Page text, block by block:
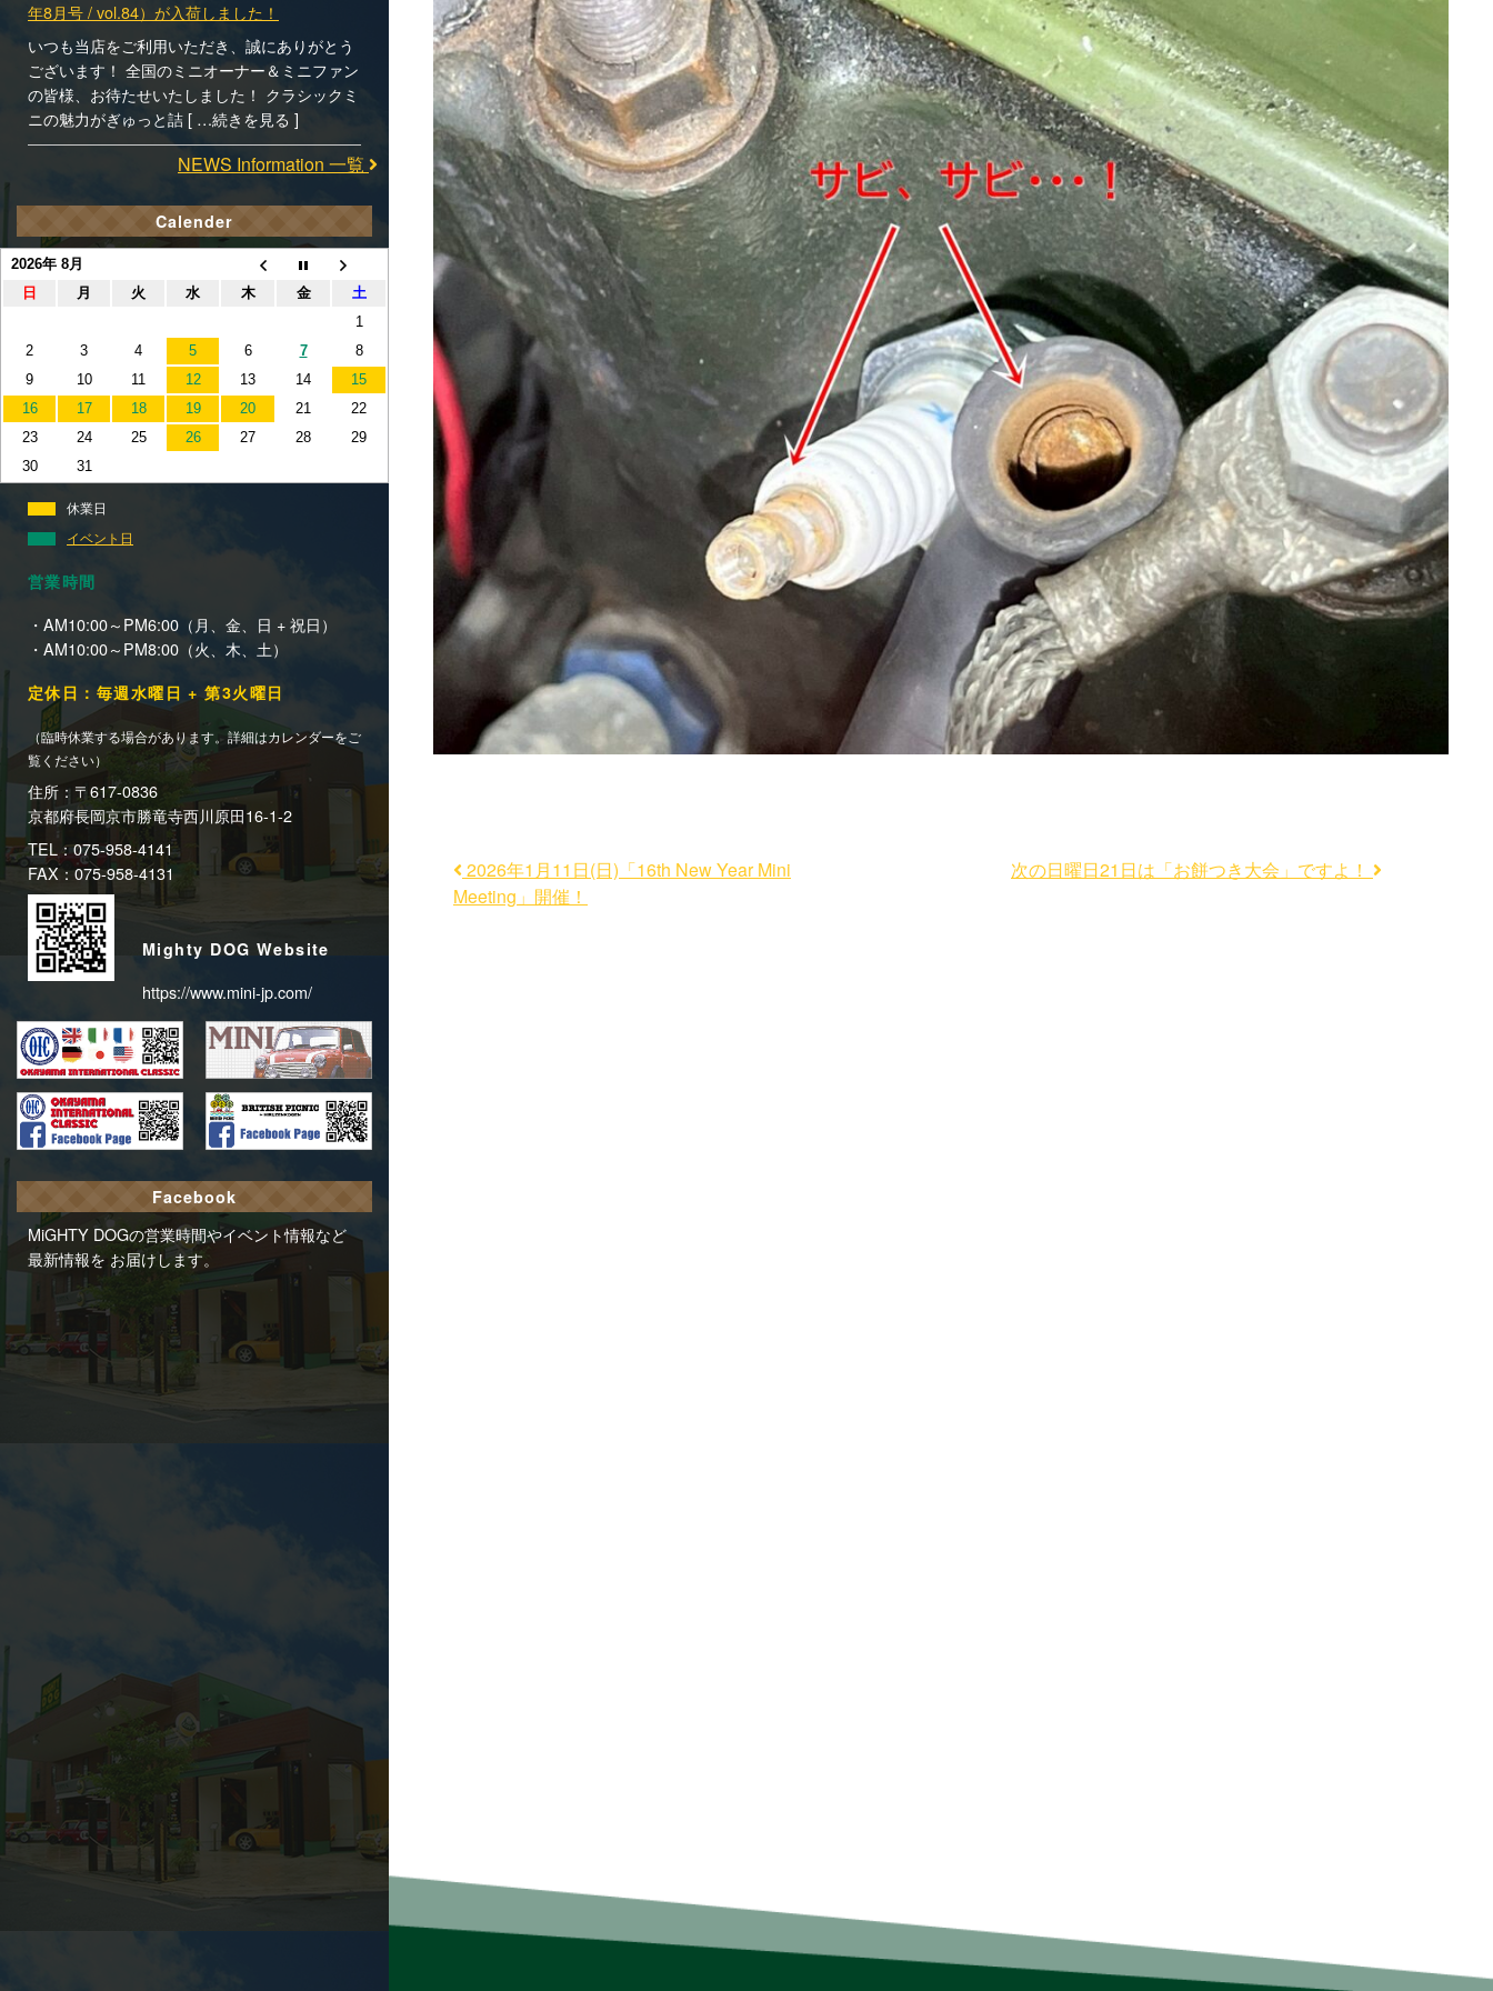
年8月号 / vol.84）が入荷しました！
いつも当店をご利用いただき、誠にありがとう
ございます！ 全国のミニオーナー＆ミニファン
の皆様、お待たせいたしました！ クラシックミ
ニの魅力がぎゅっと詰 [ …続きを見る ]
NEWS Information 一覧
Calender
2026年 8月
日
月 火 水 木 金
土
1
2
3 4 5 6 7
8
9
10 11 12 13 14
15
16
17 18 19 20 21
22
23
24 25 26 27 28
29
30
31
休業日
イベント日
営業時間
・AM10:00～PM6:00（月、金、日 + 祝日）
・AM10:00～PM8:00（火、木、土）
定休日：毎週水曜日 + 第3火曜日
（臨時休業する場合があります。詳細はカレンダーをご
覧ください）
住所：〒617-0836
京都府長岡京市勝竜寺西川原田16-1-2
TEL：075-958-4141
FAX：075-958-4131
Mighty DOG Website
https://www.mini-jp.com/
Facebook
MiGHTY DOGの営業時間やイベント情報など
最新情報を お届けします。
2026年1月11日(日)「16th New Year Mini
Meeting」開催！
次の日曜日21日は「お餅つき大会」ですよ！